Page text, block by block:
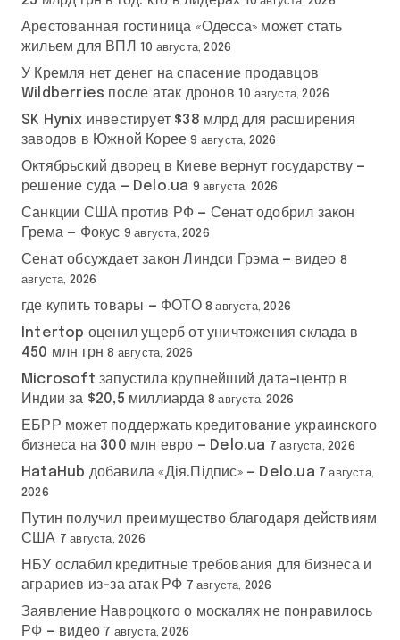
п
и
с
е
й
Арестованная гостиница «Одесса» может стать
жильем для ВПЛ
10 августа, 2026
У Кремля нет денег на спасение продавцов
Wildberries после атак дронов 10 августа, 2026
SK Hynix инвестирует $38 млрд для расширения
заводов в Южной Корее 9 августа, 2026
Октябрьский дворец в Киеве вернут государству —
решение суда — Delo.ua 9 августа, 2026
Санкции США против РФ — Сенат одобрил закон
Грема — Фокус 9 августа, 2026
Сенат обсуждает закон Линдси Грэма — видео 8
августа, 2026
где купить товары — ФОТО 8 августа, 2026
Intertop оценил ущерб от уничтожения склада в
450 млн грн 8 августа, 2026
Microsoft запустила крупнейший дата-центр в
Индии за $20,5 миллиарда 8 августа, 2026
ЕБРР может поддержать кредитование украинского
бизнеса на 300 млн евро — Delo.ua 7 августа, 2026
HataHub добавила «Дія.Підпис» — Delo.ua 7 августа,
2026
Путин получил преимущество благодаря действиям
США 7 августа, 2026
НБУ ослабил кредитные требования для бизнеса и
аграриев из-за атак РФ 7 августа, 2026
Заявление Навроцкого о москалях не понравилось
РФ — видео 7 августа, 2026